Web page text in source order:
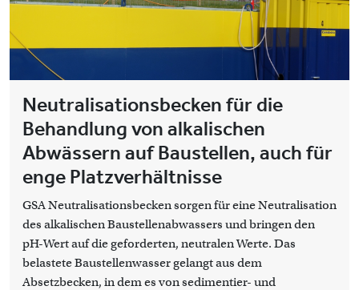
Neutralisationsbecken für die
Behandlung von alkalischen
Abwässern auf Baustellen, auch für
enge Platzverhältnisse
GSA Neutralisationsbecken sorgen für eine Neutralisation
des alkalischen Baustellenabwassers und bringen den
pH-Wert auf die geforderten, neutralen Werte. Das
belastete Baustellenwasser gelangt aus dem
Absetzbecken, in dem es von sedimentier- und